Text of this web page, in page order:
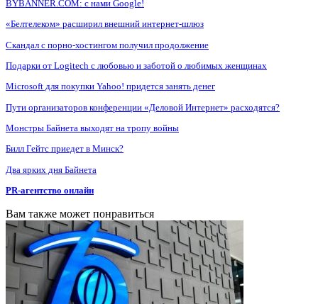
BYBANNER.COM: c нами Google!
«Белтелеком» расширил внешний интернет-шлюз
Скандал с порно-хостингом получил продолжение
Подарки от Logitech с любовью и заботой о любимых женщинах
Microsoft для покупки Yahoo! придется занять денег
Пути организаторов конференции «Деловой Интернет» расходятся?
Монстры Байнета выходят на тропу войны
Билл Гейтс приедет в Минск?
Два ярких дня Байнета
PR-агентство онлайн
Вам также может понравиться